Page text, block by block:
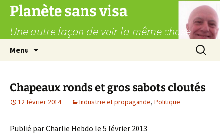
Aller
contenu
Planète sans visa
Une autre façon de voir la même chose
Menu
Chapeaux ronds et gros sabots cloutés
12 février 2014 Industrie et propagande, Politique
Publié par Charlie Hebdo le 5 février 2013